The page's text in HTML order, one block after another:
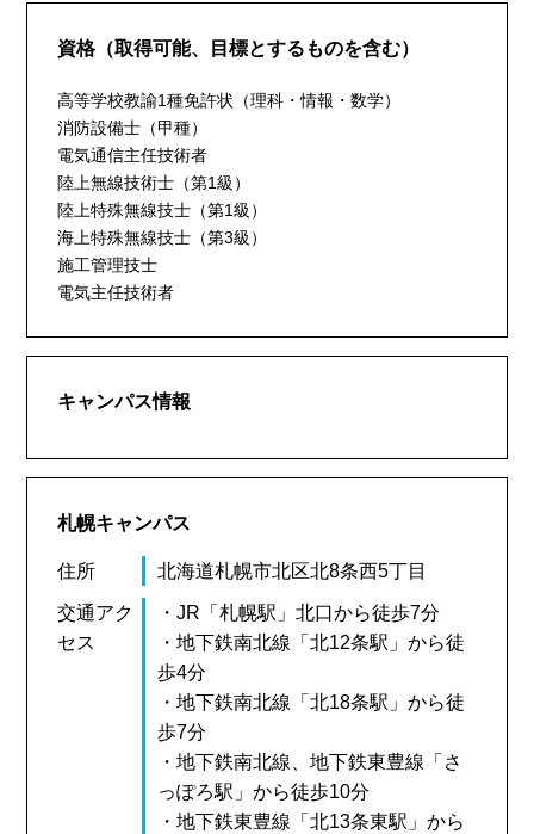
資格（取得可能、目標とするものを含む）
高等学校教諭1種免許状（理科・情報・数学）
消防設備士（甲種）
電気通信主任技術者
陸上無線技術士（第1級）
陸上特殊無線技士（第1級）
海上特殊無線技士（第3級）
施工管理技士
電気主任技術者
キャンパス情報
札幌キャンパス
住所 北海道札幌市北区北8条西5丁目
交通アク
セス
・JR「札幌駅」北口から徒歩7分
・地下鉄南北線「北12条駅」から徒
歩4分
・地下鉄南北線「北18条駅」から徒
歩7分
・地下鉄南北線、地下鉄東豊線「さ
っぽろ駅」から徒歩10分
・地下鉄東豊線「北13条東駅」から